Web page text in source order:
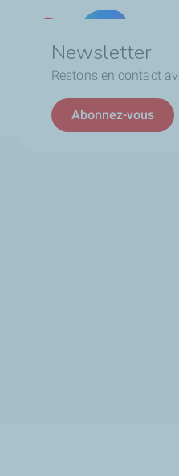
Newsletter
Restons en contact
Abonnez-vous
d'Ariane
Est-ce que je peux